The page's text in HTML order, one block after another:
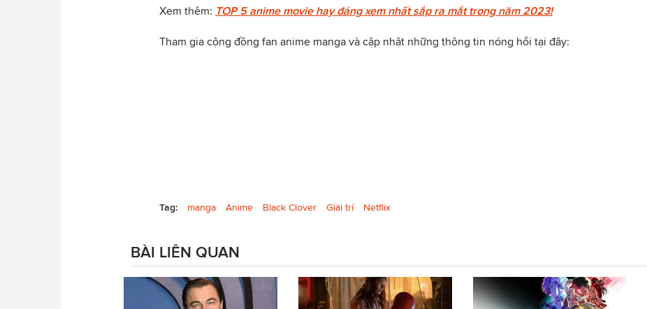
Xem thêm: TOP 5 anime movie hay đáng xem nhất sắp ra mắt trong năm 2023!
Tham gia cộng đồng fan anime manga và cập nhật những thông tin nóng hổi tại đây:
Tag: manga Anime Black Clover Giải trí Netflix
BÀI LIÊN QUAN